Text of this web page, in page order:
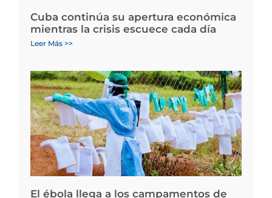
Cuba continúa su apertura económica
mientras la crisis escuece cada día
Leer Más >>
El ébola llega a los campamentos de